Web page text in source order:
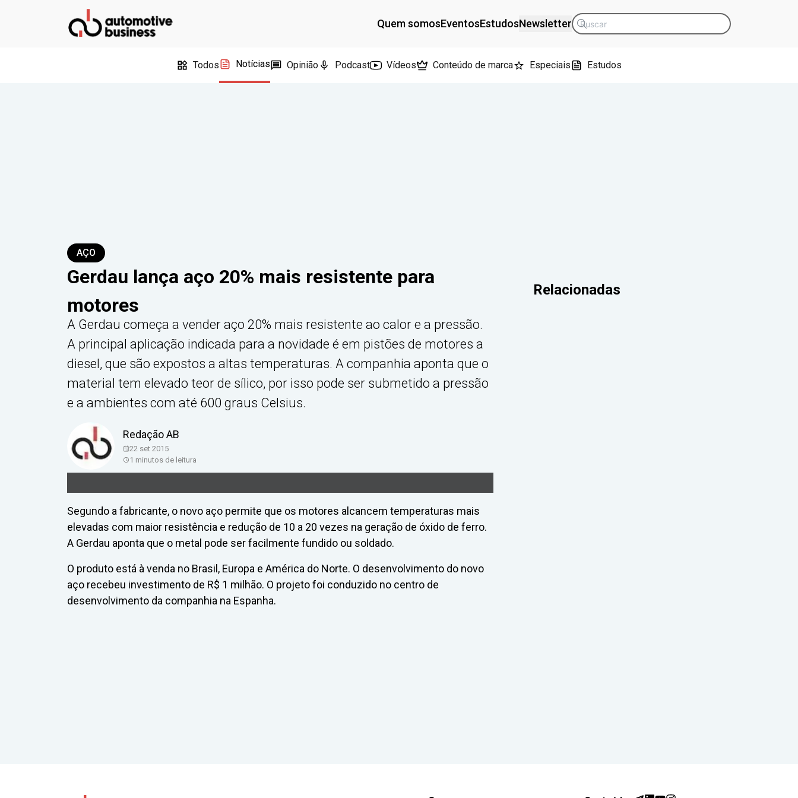
Quem somosEventosEstudosNewsletter
Todos Notícias Opinião Podcast Vídeos Conteúdo de marca Especiais Estudos
AÇO
Gerdau lança aço 20% mais resistente para
motores
A Gerdau começa a vender aço 20% mais resistente ao calor e a pressão.
A principal aplicação indicada para a novidade é em pistões de motores a
diesel, que são expostos a altas temperaturas. A companhia aponta que o
material tem elevado teor de sílico, por isso pode ser submetido a pressão
e a ambientes com até 600 graus Celsius.
Redação AB
22 set 2015
1 minutos de leitura
Segundo a fabricante, o novo aço permite que os motores alcancem temperaturas mais
elevadas com maior resistência e redução de 10 a 20 vezes na geração de óxido de ferro.
A Gerdau aponta que o metal pode ser facilmente fundido ou soldado.
O produto está à venda no Brasil, Europa e América do Norte. O desenvolvimento do novo
aço recebeu investimento de R$ 1 milhão. O projeto foi conduzido no centro de
desenvolvimento da companhia na Espanha.
Relacionadas